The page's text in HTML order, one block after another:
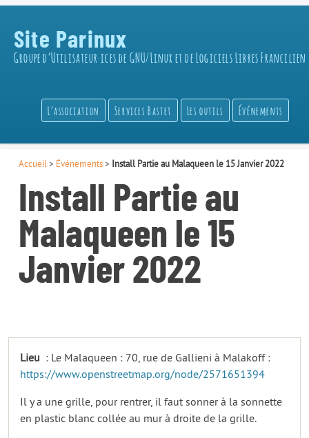
Site Parinux
Groupe d’Utilisateur·ices de GNU/Linux et de Logiciels Libres Francilien
L’association Services Bastet Les outils Événements
Accueil > Événements> Install Partie au Malaqueen le 15 Janvier 2022
Install Partie au
Malaqueen le 15
Janvier 2022
Lieu : Le Malaqueen : 70, rue de Gallieni à Malakoff :
https://www.openstreetmap.org/node/2571651394
Il y a une grille, pour rentrer, il faut sonner à la sonnette
en plastic blanc collée au mur à droite de la grille.